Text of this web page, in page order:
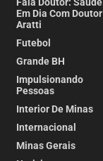
Fala Doutor: Saúde
Em Dia Com Doutor
Aratti
Futebol
Grande BH
Impulsionando
Pessoas
Interior De Minas
Internacional
Minas Gerais